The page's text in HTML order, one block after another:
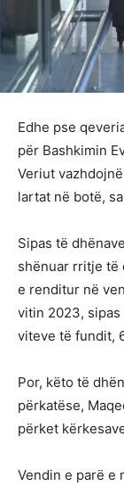
Edhe pse
për Bashkimin
Veriut
lartat në botë,
Sipas të
shënuar rritje të
e renditur në
vitin 2023,
viteve të fundit,
Por, këto të
përkatëse,
përket
Vendin e parë e